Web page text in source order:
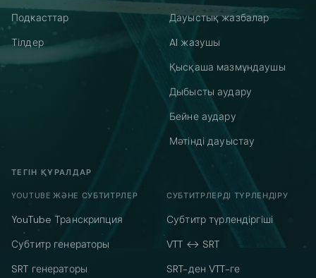
Подкасттар
Тілдер
Дауыстық жазбалар
AI жазушы
Қысқаша мазмұндаушы
Дыбысты аудару
Бейне аудару
Мәтінді дауыстау
ТЕГІН ҚҰРАЛДАР
YOUTUBE ЖӘНЕ СУБТИТРЛЕР
YouTube Транскрипция
Субтитр генераторы
SRT генераторы
СУБТИТРЛЕРДІ ТҮРЛЕНДІРУ
Субтитр түрлендіргіші
VTT ↔ SRT
SRT-ден VTT-ге